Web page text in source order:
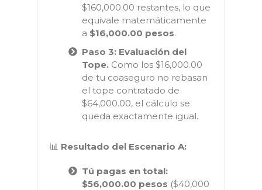
$160,000.00 restantes, lo que
equivale matemáticamente
a $16,000.00 pesos.
Paso 3: Evaluación del
Tope. Como los $16,000.00
de tu coaseguro no rebasan
el tope contratado de
$64,000.00, el cálculo se
queda exactamente igual.
📊 Resultado del Escenario A:
Tú pagas en total:
$56,000.00 pesos ($40,000